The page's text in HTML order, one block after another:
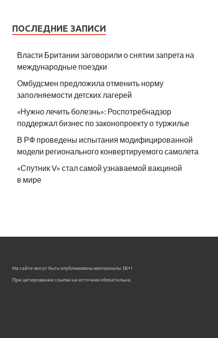
ПОСЛЕДНИЕ ЗАПИСИ
Власти Британии заговорили о снятии запрета на
международные поездки
Омбудсмен предложила отменить норму
заполняемости детских лагерей
«Нужно лечить болезнь»: Роспотребнадзор
поддержал бизнес по законопроекту о туржилье
В РФ проведены испытания модифицированной
модели регионального конвертируемого самолета
«Спутник V» стал самой узнаваемой вакциной
в мире
На сайте могут быть опубликованы материалы 18+!
При цитировании ссылка на источник обязательна.